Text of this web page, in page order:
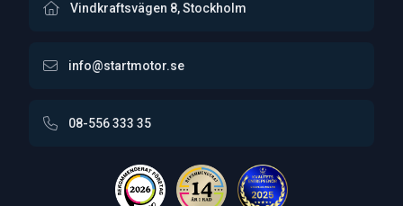
Vindkraftsvägen 8, Stockholm
info@startmotor.se
08-556 333 35